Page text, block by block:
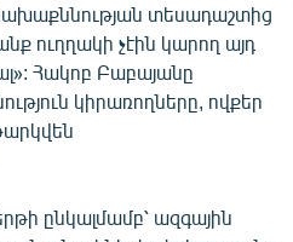
տեսադաշտից
ուղղակի չէին կարող այդ
Հակոբ Բաբայանը
կիրառողները, ովքեր
ընկալմամբ՝ ազգային